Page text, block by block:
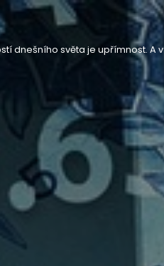
dnešního světa je upřímnost.